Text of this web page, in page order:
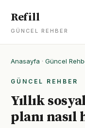
Refill
GÜNCEL REHBER
Anasayfa · Güncel
GÜNCEL REHBER
Yıllık
planı nasıl